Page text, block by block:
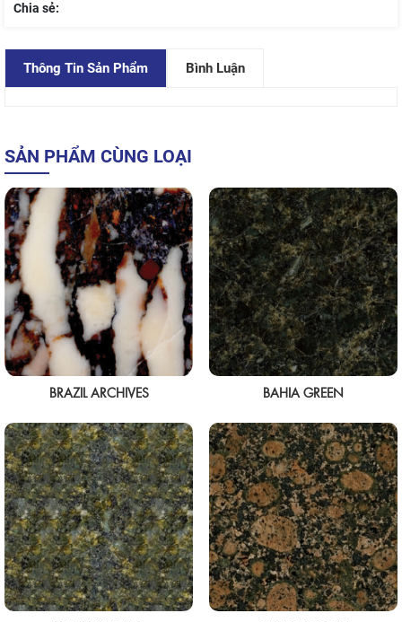
Chia sẻ:
Thông Tin Sản Phẩm Bình Luận
SẢN PHẨM CÙNG LOẠI
BRAZIL ARCHIVES BAHIA GREEN